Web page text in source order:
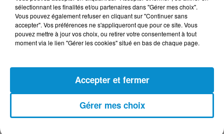
23 juillet 2026
Les Zinformés - 23/07/26
Les Zinformés - 22/07/26
sélectionnant les finalités et/ou partenaires dans "Gérer mes choix".
Vous pouvez également refuser en cliquant sur "Continuer sans
accepter". Vos préférences ne s'appliqueront que pour ce site. Vous
pouvez mettre à jour vos choix, ou retirer votre consentement à tout
moment via le lien "Gérer les cookies" situé en bas de chaque page.
Gérer mes choix
Accepter et fermer